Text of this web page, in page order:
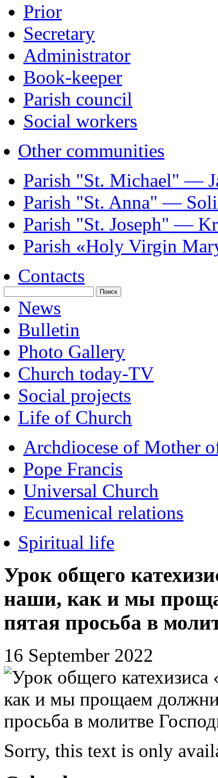
Prior
Secretary
Administrator
Book-keeper
Parish council
Social workers
Other communities
Parish "St. Michael" —
Parish "St. Annа" —
Parish "St. Joseph" —
Parish «Holy Virgin
Contacts
News
Bulletin
Photo Gallery
Church today-TV
Social projects
Life of Church
Archdiocese of Mother
Pope Francis
Universal Church
Ecumenical relations
Spiritual life
Урок общего
наши, как и мы
пятая просьба в
16 September 2022
Sorry, this text is only